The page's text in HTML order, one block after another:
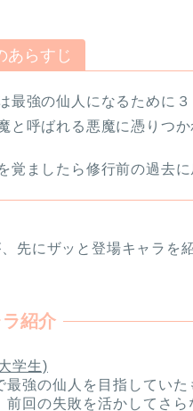
あらすじ
最強の仙人になるために
と呼ばれる悪魔に憑りつ
覚ましたら修行前の過去に
先にザッと登場キャラを
学生)
最強の仙人を目指してい
前回の失敗を活かしてさら